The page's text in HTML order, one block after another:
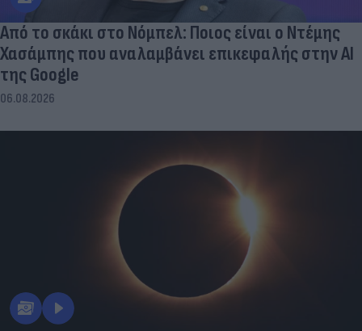
Από το σκάκι στο Νόμπελ: Ποιος είναι ο Ντέμης
Χασάμπης που αναλαμβάνει επικεφαλής στην ΑΙ
της Google
06.08.2026